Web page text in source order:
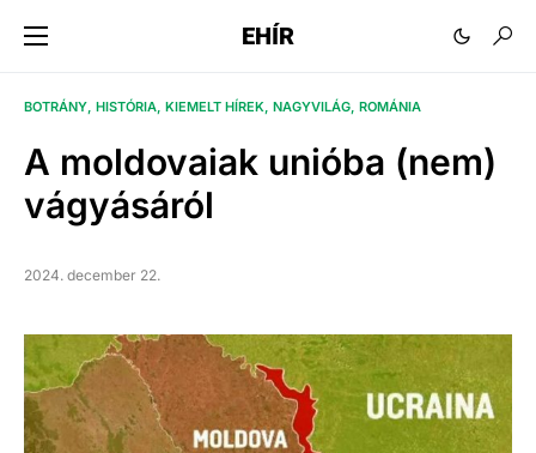
EHÍR
BOTRÁNY HISTÓRIA KIEMELT HÍREK NAGYVILÁG ROMÁNIA
A moldovaiak unióba (nem)
vágyásáról
2024. december 22.